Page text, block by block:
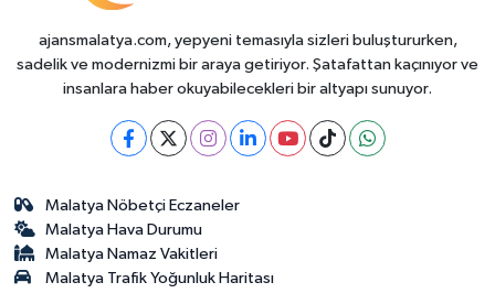
ajansmalatya.com, yepyeni temasıyla sizleri buluştururken,
sadelik ve modernizmi bir araya getiriyor. Şatafattan kaçınıyor ve
insanlara haber okuyabilecekleri bir altyapı sunuyor.
Malatya Nöbetçi Eczaneler
Malatya Hava Durumu
Malatya Namaz Vakitleri
Malatya Trafik Yoğunluk Haritası